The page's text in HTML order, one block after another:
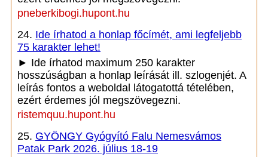
pneberkibogi.hupont.hu
24. Ide írhatod a honlap főcímét, ami legfeljebb
75 karakter lehet!
► Ide írhatod maximum 250 karakter
hosszúságban a honlap leírását ill. szlogenjét. A
leírás fontos a weboldal látogatottá tételében,
ezért érdemes jól megszövegezni.
ristemquu.hupont.hu
25. GYÖNGY Gyógyító Falu Nemesvámos
Patak Park 2026. július 18-19